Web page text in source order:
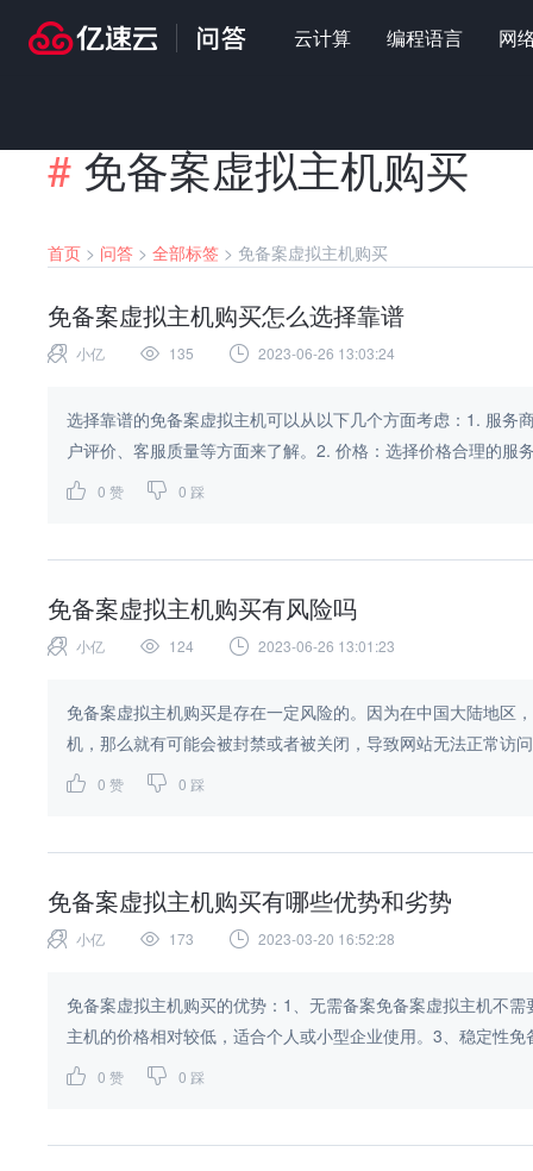
云计算 编程语言 网
#免备案虚拟主机购买
首页 > 问答 > 全部标签 > 免备案虚拟主机购买
免备案虚拟主机购买怎么选择靠谱
小亿 135 2023-06-26 13:03:24
选择靠谱的免备案虚拟主机可以从以下几个方面考虑：1. 服
户评价、客服质量等方面来了解。2. 价格：选择价格合理的服
0 赞 0 踩
免备案虚拟主机购买有风险吗
小亿 124 2023-06-26 13:01:23
免备案虚拟主机购买是存在一定风险的。因为在中国大陆地区
机，那么就有可能会被封禁或者被关闭，导致网站无法正常访
0 赞 0 踩
免备案虚拟主机购买有哪些优势和劣势
小亿 173 2023-03-20 16:52:28
免备案虚拟主机购买的优势：1、无需备案免备案虚拟主机不
主机的价格相对较低，适合个人或小型企业使用。3、稳定性
0 赞 0 踩